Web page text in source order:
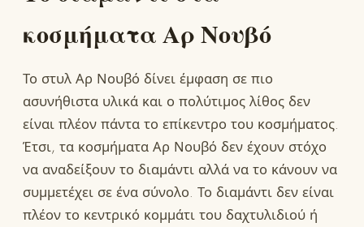
κοσμήματα Αρ Νουβό
Το στυλ Αρ Νουβό δίνει έμφαση σε πιο
ασυνήθιστα υλικά και ο πολύτιμος λίθος δεν
είναι πλέον πάντα το επίκεντρο του κοσμήματος.
Έτσι, τα κοσμήματα Αρ Νουβό δεν έχουν στόχο
να αναδείξουν το διαμάντι αλλά να το κάνουν να
συμμετέχει σε ένα σύνολο. Το διαμάντι δεν είναι
πλέον το κεντρικό κομμάτι του δαχτυλιδιού ή